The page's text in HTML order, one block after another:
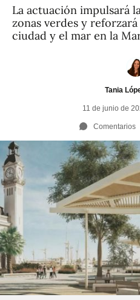
La actuación impulsará
zonas verdes y
ciudad y el mar en la
Tania
11 de junio de
Comentarios